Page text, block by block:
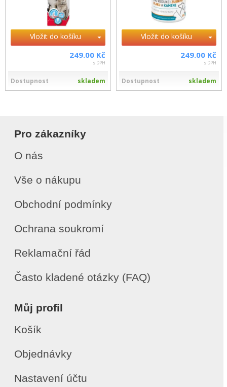
Vložit do košíku
249.00 Kč
s DPH
Dostupnost skladem
Vložit do košíku
249.00 Kč
s DPH
Dostupnost skladem
Pro zákazníky
O nás
Vše o nákupu
Obchodní podmínky
Ochrana soukromí
Reklamační řád
Často kladené otázky (FAQ)
Můj profil
Košík
Objednávky
Nastavení účtu